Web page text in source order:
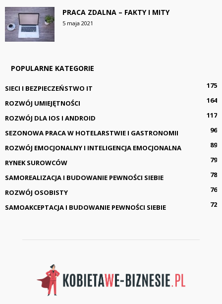
PRACA ZDALNA – FAKTY I MITY
5 maja 2021
POPULARNE KATEGORIE
SIECI I BEZPIECZEŃSTWO IT
175
ROZWÓJ UMIEJĘTNOŚCI
164
ROZWÓJ DLA IOS I ANDROID
117
SEZONOWA PRACA W HOTELARSTWIE I GASTRONOMII
96
ROZWÓJ EMOCJONALNY I INTELIGENCJA EMOCJONALNA
89
RYNEK SUROWCÓW
79
SAMOREALIZACJA I BUDOWANIE PEWNOŚCI SIEBIE
78
ROZWÓJ OSOBISTY
76
SAMOAKCEPTACJA I BUDOWANIE PEWNOŚCI SIEBIE
72